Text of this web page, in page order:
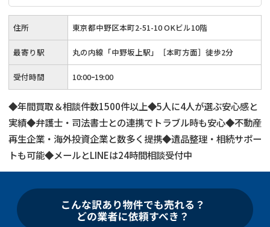
住所 東京都中野区本町2-51-10 OKビル10階
最寄り駅 丸の内線「中野坂上駅」［本町方面］徒歩2分
受付時間 10:00ｰ19:00
◆年間買取＆相談件数1500件以上◆5人に4人が選ぶ安心感と
実績◆弁護士・司法書士との連携でトラブル時も安心◆不動産
再生企業・海外投資企業と数多く提携◆遺品整理・相続サポー
トも可能◆メールとLINEは24時間相談受付中